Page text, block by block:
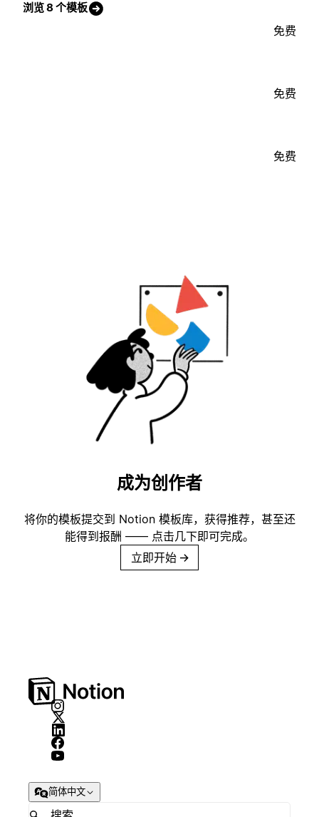
浏览 8 个模板
免费
免费
免费
成为创作者
将你的模板提交到 Notion 模板库，获得推荐，甚至还
能得到报酬 —— 点击几下即可完成。
立即开始 →
简体中文